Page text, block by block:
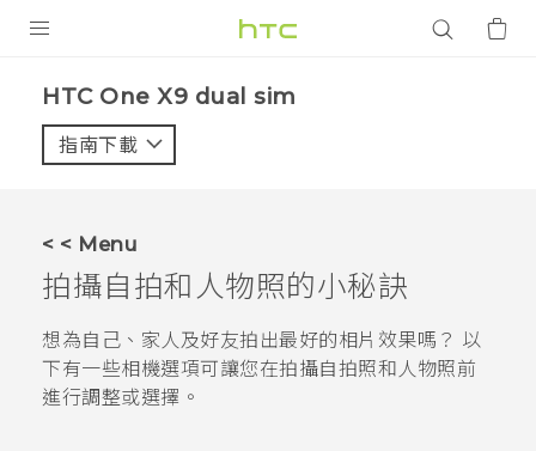
VIVE
應用程式
HTC One X9 dual sim‎
指南下載
< < Menu
拍攝自拍和人物照的小秘訣
想為自己、家人及好友拍出最好的相片效果嗎？ 以
下有一些相機選項可讓您在拍攝自拍照和人物照前
進行調整或選擇。